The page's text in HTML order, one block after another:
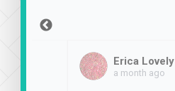
Erica Lovely
a month ago